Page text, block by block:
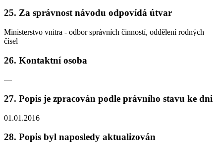
25. Za správnost návodu odpovídá útvar
Ministerstvo vnitra - odbor správních činností, oddělení rodných
čísel
26. Kontaktní osoba
—
27. Popis je zpracován podle právního stavu ke dni
01.01.2016
28. Popis byl naposledy aktualizován